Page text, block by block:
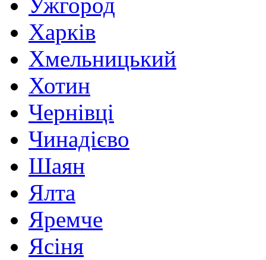
Ужгород
Харків
Хмельницький
Хотин
Чернівці
Чинадієво
Шаян
Ялта
Яремче
Ясіня